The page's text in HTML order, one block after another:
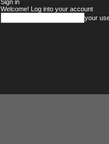
Sign in
Welcome! Log into your account
your